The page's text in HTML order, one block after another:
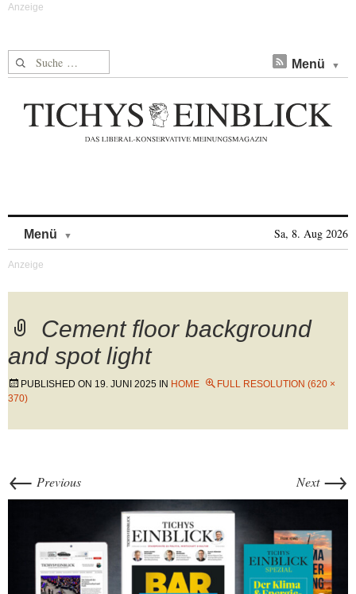
Suche nach: Menü
Menü Sa, 8. Aug 2026
Cement floor background
and spot light
PUBLISHED ON 19. JUNI 2025 IN HOME
FULL RESOLUTION (620 ×
370)
← Previous Next →